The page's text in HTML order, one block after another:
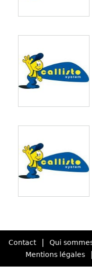
Contact Qui
Mentions légales